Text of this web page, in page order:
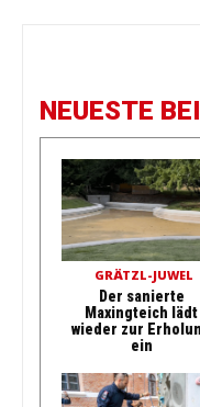
NEUESTE
GRÄTZL-JUWEL
Der sanierte
Maxingteich lädt
wieder zur
ein